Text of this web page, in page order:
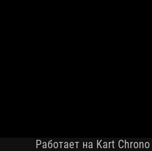
Работает на Kart Chrono